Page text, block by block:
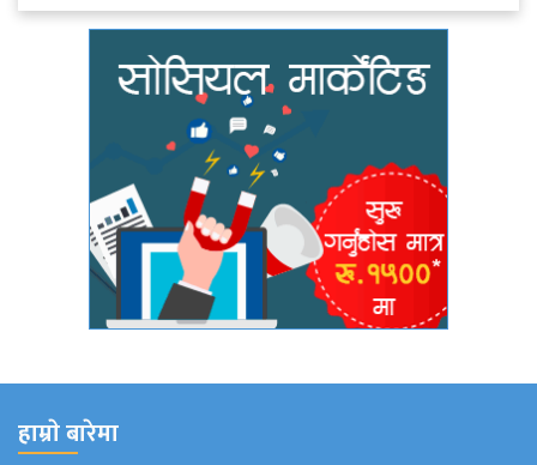
हाम्राे बारेमा